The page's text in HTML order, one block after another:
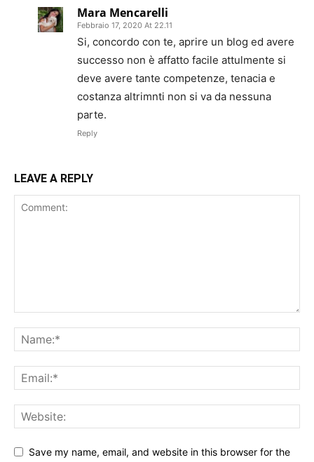
Mara Mencarelli
Febbraio 17, 2020 At 22.11
Si, concordo con te, aprire un blog ed avere
successo non è affatto facile attulmente si
deve avere tante competenze, tenacia e
costanza altrimnti non si va da nessuna
parte.
Reply
LEAVE A REPLY
Save my name, email, and website in this browser for the